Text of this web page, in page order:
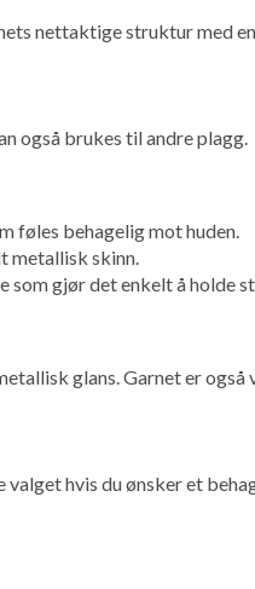
nettaktige struktur
også brukes til andre plagg.
føles behagelig mot huden.
metallisk skinn.
som gjør det enkelt å holde
glans. Garnet er
hvis du ønsker et